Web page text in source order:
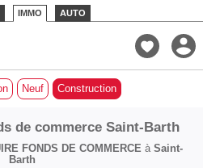
IMMO AUTO
Neuf Construction
de commerce Saint-Barth
FONDS DE COMMERCE à Saint-
Barth